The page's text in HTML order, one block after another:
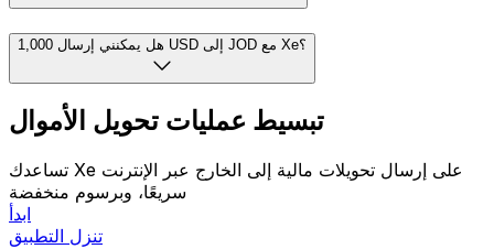
هل يمكنني إرسال 1,000 USD إلى JOD مع Xe؟
تبسيط عمليات تحويل الأموال
تساعدك Xe على إرسال تحويلات مالية إلى الخارج عبر الإنترنت
سريعًا، وبرسوم منخفضة
ابدأ
تنزل التطبيق